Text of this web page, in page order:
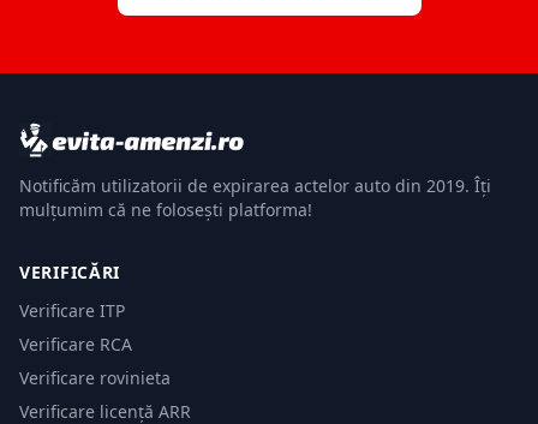
Notificăm utilizatorii de expirarea actelor auto din 2019. Îți
mulțumim că ne folosești platforma!
VERIFICĂRI
Verificare ITP
Verificare RCA
Verificare rovinieta
Verificare licență ARR